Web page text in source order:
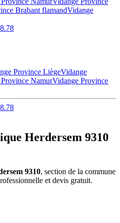
Brabant flamandVidange
Province LiègeVidange
NamurVidange Province
Herdersem 9310
9310, section de la commune
et devis gratuit.